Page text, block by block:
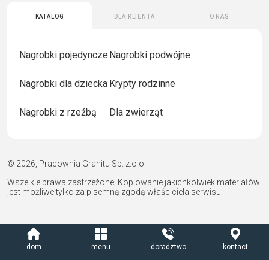
dom menu doradztwo kontact
Katalog Dla klienta O nas
Nagrobki pojedyncze Nagrobki podwójne
Nagrobki dla dziecka Krypty rodzinne
Nagrobki z rzeźbą Dla zwierząt
Wszelkie prawa zastrzeżone. Kopiowanie jakichkolwiek materiałów
jest możliwe tylko za pisemną zgodą właściciela serwisu.
© 2026, Pracownia Granitu Sp. z.o.o